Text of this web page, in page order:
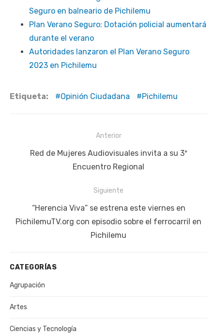
Seguro en balneario de Pichilemu
Plan Verano Seguro: Dotación policial aumentará
durante el verano
Autoridades lanzaron el Plan Verano Seguro
2023 en Pichilemu
Etiqueta: Opinión Ciudadana Pichilemu
Anterior
Publicación
Red de Mujeres Audiovisuales invita a su 3º
Encuentro Regional
Siguiente
Siguiente
publicación:
“Herencia Viva” se estrena este viernes en
PichilemuTV.org con episodio sobre el ferrocarril en
Pichilemu
CATEGORÍAS
Agrupación
Artes
Ciencias y Tecnología